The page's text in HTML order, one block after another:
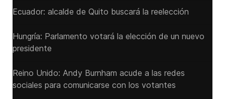
Ecuador: alcalde de Quito buscará la reelección
Hungría: Parlamento votará la elección de un nuevo
presidente
Reino Unido: Andy ‌Burnham acude a las redes
sociales para comunicarse con los votantes